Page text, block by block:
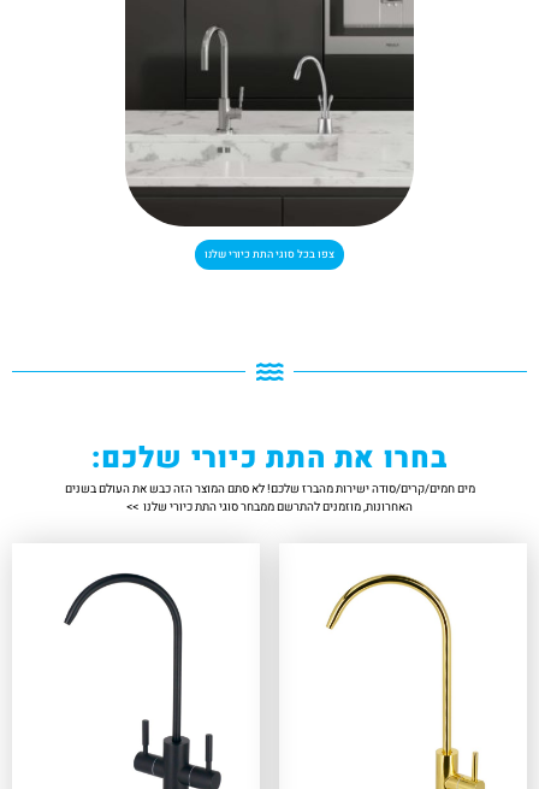
צפו בכל סוגי התת כיורי שלנו
בחרו את התת כיורי שלכם:
מים חמים/קרים/סודה ישירות מהברז שלכם! לא סתם המוצר הזה כבש את העולם בשנים
האחרונות, מוזמנים להתרשם ממבחר סוגי התת כיורי שלנו >>